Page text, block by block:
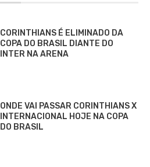
CORINTHIANS É ELIMINADO DA
COPA DO BRASIL DIANTE DO
INTER NA ARENA
ONDE VAI PASSAR CORINTHIANS X
INTERNACIONAL HOJE NA COPA
DO BRASIL